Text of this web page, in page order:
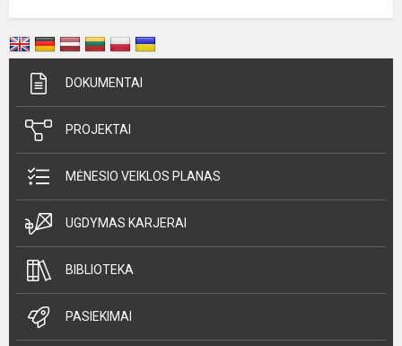
DOKUMENTAI
PROJEKTAI
MĖNESIO VEIKLOS PLANAS
UGDYMAS KARJERAI
BIBLIOTEKA
PASIEKIMAI